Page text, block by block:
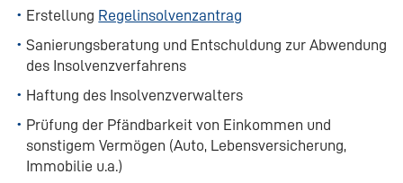
Erstellung Regelinsolvenzantrag
Sanierungsberatung und Entschuldung zur Abwendung
des Insolvenzverfahrens
Haftung des Insolvenzverwalters
Prüfung der Pfändbarkeit von Einkommen und
sonstigem Vermögen (Auto, Lebensversicherung,
Immobilie u.a.)